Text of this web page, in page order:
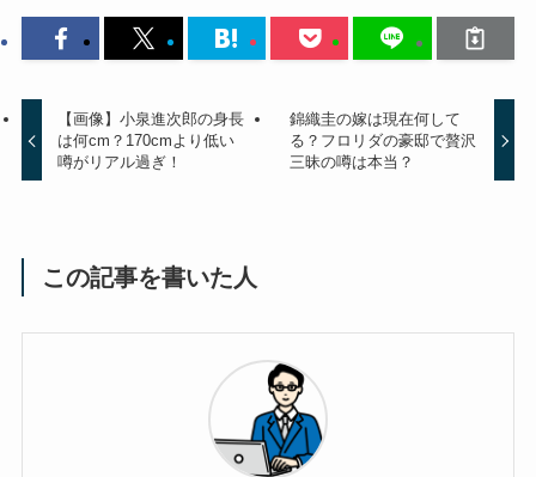
【画像】小泉進次郎の身長
は何cm？170cmより低い
噂がリアル過ぎ！
錦織圭の嫁は現在何して
る？フロリダの豪邸で贅沢
三昧の噂は本当？
この記事を書いた人